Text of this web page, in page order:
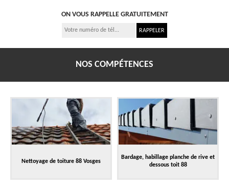
ON VOUS RAPPELLE GRATUITEMENT
NOS COMPÉTENCES
Nettoyage de toiture 88 Vosges
Bardage, habillage planche de rive et
dessous toit 88